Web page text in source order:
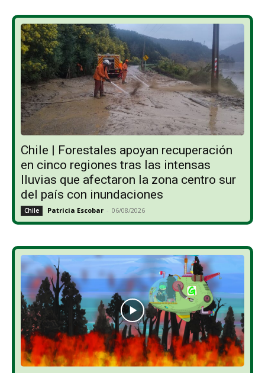
Chile | Forestales apoyan recuperación
en cinco regiones tras las intensas
lluvias que afectaron la zona centro sur
del país con inundaciones
Chile Patricia Escobar - 06/08/2026